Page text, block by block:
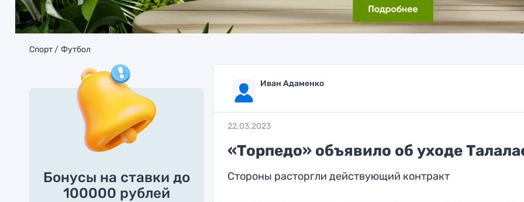
Спорт Футбол
Бонусы на ставки до
100000 рублей
Иван Адаменко
22.03.2023
«Торпедо» объявило об уходе
Стороны расторгли действующий контракт